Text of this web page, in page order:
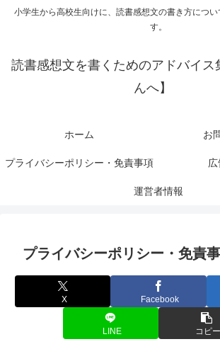
小学生から高校生向けに、読書感想文の書き方につい
す。
読書感想文を書くためのアドバイス
んへ】
ホーム お
プライバシーポリシー・免責事項
運営者情報
プライバシーポリシー・免責
X Facebook
LINE コピー